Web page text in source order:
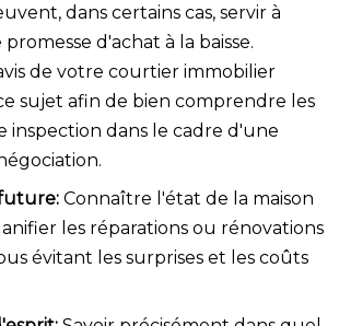
dans certains cas, servir à
d'achat à la baisse.
de votre courtier immobilier
sujet afin de bien comprendre les
inspection dans le cadre d'une
Connaître l'état de la maison
les réparations ou rénovations
évitant les surprises et les coûts